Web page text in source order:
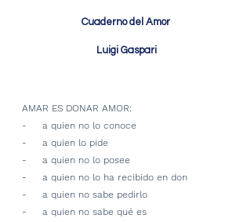
Cuaderno del Amor
Luigi Gaspari
AMAR ES DONAR AMOR:
-     a quien no lo conoce
-     a quien lo pide
-     a quien no lo posee
-     a quien no lo ha recibido en don
-     a quien no sabe pedirlo
-     a quien no sabe qué es